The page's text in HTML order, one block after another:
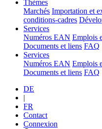
Thèmes(current)
Marchés Importation et
conditions-cadres
Services(current)
Numéros EAN Emplois
Documents et liens FAQ
Services(current)
Numéros EAN Emplois
Documents et liens FAQ
DE
|
FR
Contact
Connexion